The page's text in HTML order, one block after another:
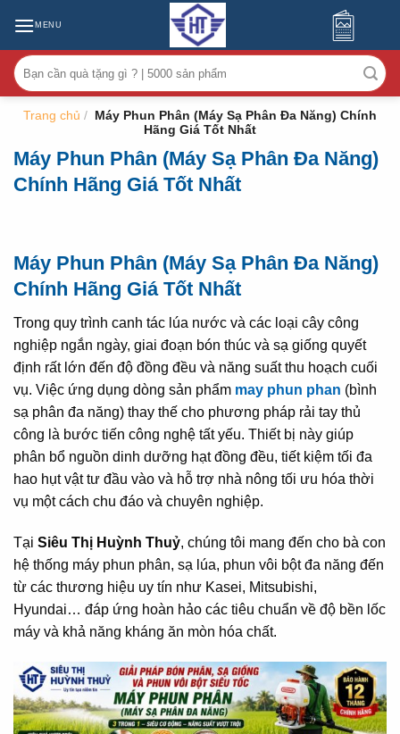
MENU
Tìm
kiếm:
Trang chủ / Máy Phun Phân (Máy Sạ Phân Đa Năng) Chính
Hãng Giá Tốt Nhất
Máy Phun Phân (Máy Sạ Phân Đa Năng)
Chính Hãng Giá Tốt Nhất
Máy Phun Phân (Máy Sạ Phân Đa Năng)
Chính Hãng Giá Tốt Nhất
Trong quy trình canh tác lúa nước và các loại cây công
nghiệp ngắn ngày, giai đoạn bón thúc và sạ giống quyết
định rất lớn đến độ đồng đều và năng suất thu hoạch cuối
vụ. Việc ứng dụng dòng sản phẩm may phun phan (bình
sạ phân đa năng) thay thế cho phương pháp rải tay thủ
công là bước tiến công nghệ tất yếu. Thiết bị này giúp
phân bổ nguồn dinh dưỡng hạt đồng đều, tiết kiệm tối đa
hao hụt vật tư đầu vào và hỗ trợ nhà nông tối ưu hóa thời
vụ một cách chu đáo và chuyên nghiệp.
Tại Siêu Thị Huỳnh Thuỷ, chúng tôi mang đến cho bà con
hệ thống máy phun phân, sạ lúa, phun vôi bột đa năng đến
từ các thương hiệu uy tín như Kasei, Mitsubishi,
Hyundai… đáp ứng hoàn hảo các tiêu chuẩn về độ bền lốc
máy và khả năng kháng ăn mòn hóa chất.